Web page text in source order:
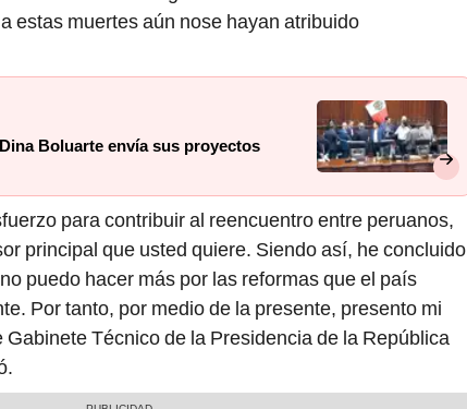
estas muertes aún nose hayan atribuido
Boluarte envía sus proyectos
para contribuir al reencuentro entre peruanos,
principal que usted quiere. Siendo así, he concluido
puedo hacer más por las reformas que el país
Por tanto, por medio de la presente, presento mi
Técnico de la Presidencia de la República